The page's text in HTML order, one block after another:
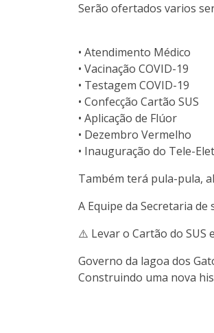
Serão ofertados varios
• Atendimento Médico
• Vacinação COVID-19
• Testagem COVID-19
• Confecção Cartão SUS
• Aplicação de Flúor
• Dezembro Vermelho
• Inauguração do Tele-
Também terá pula-pula,
A Equipe da Secretaria
⚠️ Levar o Cartão do SUS
Governo da lagoa dos
Construindo uma nova